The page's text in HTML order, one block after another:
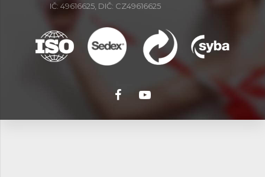
IČ: 49616625, DIČ: CZ49616625